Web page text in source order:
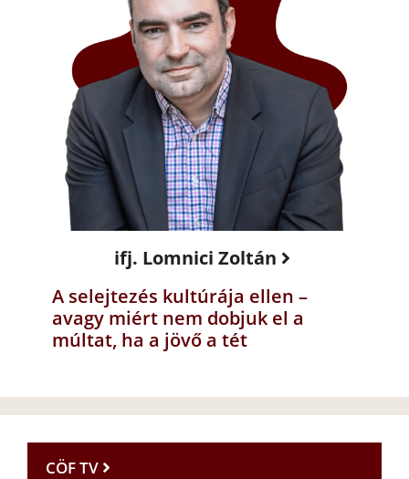
ifj. Lomnici Zoltán
A selejtezés kultúrája ellen –
avagy miért nem dobjuk el a
múltat, ha a jövő a tét
CÖF TV